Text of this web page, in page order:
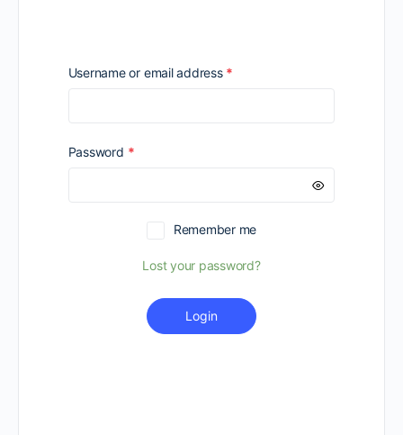
Username or email address *
Password *Required
Remember me
Lost your password?
Login